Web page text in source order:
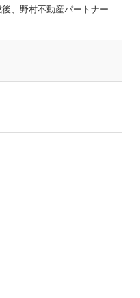
、野村不動産パートナー